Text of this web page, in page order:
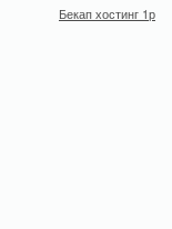
Бекап хостинг 1р